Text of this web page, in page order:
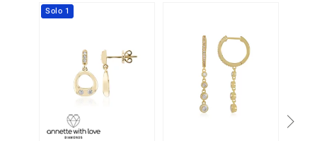
by de Melo
Solo 1